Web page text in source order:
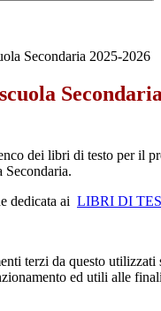
Secondaria 2025-2026
dei libri di testo per il
Secondaria.
dedicata ai LIBRI DI
terzi da questo utilizzati
ed utili alle